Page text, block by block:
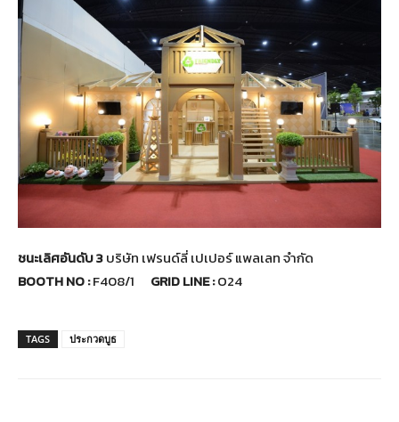
ชนะเลิศอันดับ 3บริษัท เฟรนด์ลี่ เปเปอร์ แพลเลท จำกัด
BOOTH NO :F408/1 GRID LINE :O24
TAGS ประกวดบูธ